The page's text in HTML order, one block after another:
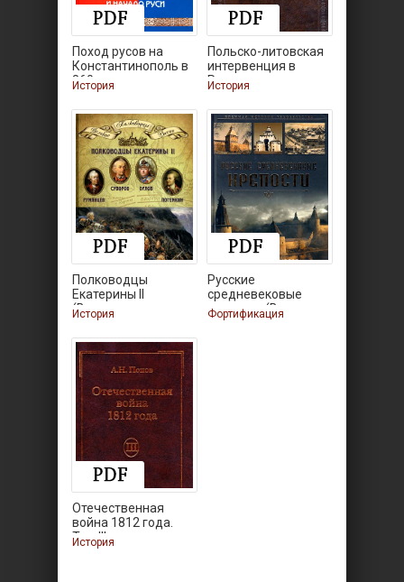
Поход русов на
Константинополь в
860
История
Польско-литовская
интервенция в
России
История
Полководцы
Екатерины II
(Великие
История
Русские
средневековые
крепости (Военная
Фортификация
Отечественная
война 1812 года.
Том III.
История